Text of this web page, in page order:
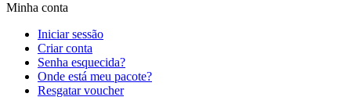
Minha conta
Iniciar sessão
Criar conta
Senha esquecida?
Onde está meu pacote?
Resgatar voucher